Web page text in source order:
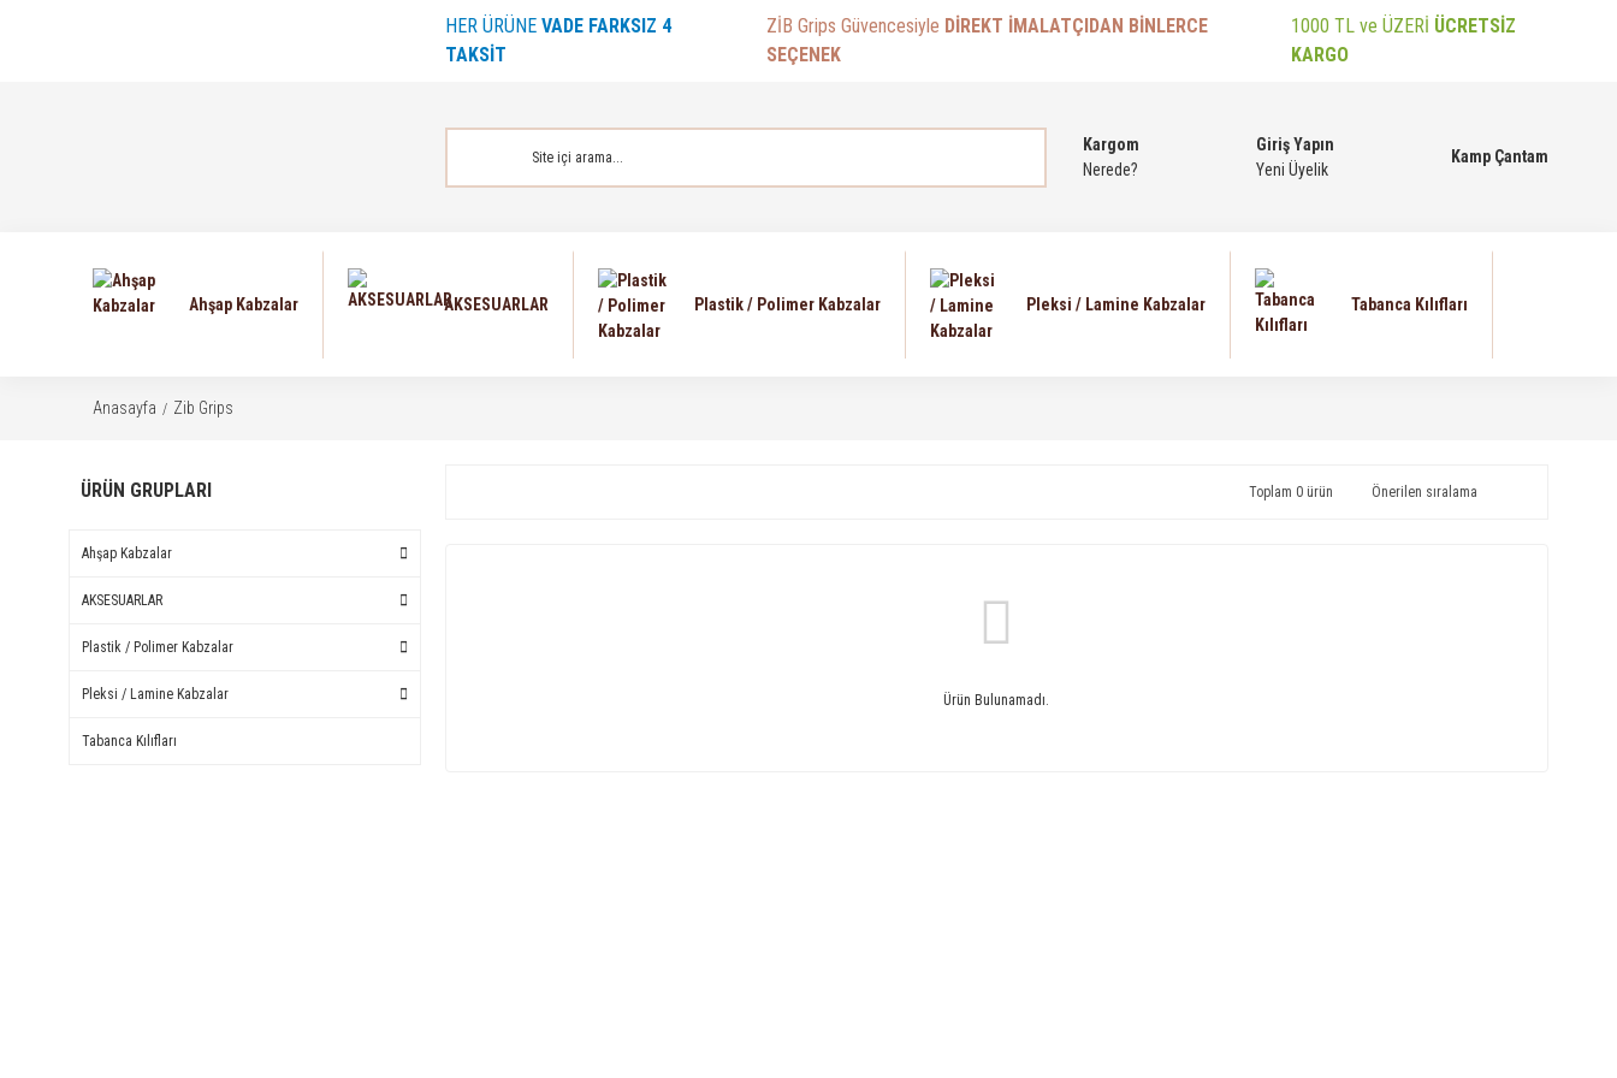
HER ÜRÜNE VADE FARKSIZ 4
TAKSİT
ZİB Grips Güvencesiyle DİREKT İMALATÇIDAN BİNLERCE
SEÇENEK
1000 TL ve ÜZERİ ÜCRETSİZ
KARGO
Kargom
Nerede?
Giriş Yapın
Yeni Üyelik
Kamp Çantam
Ahşap Kabzalar AKSESUARLAR Plastik / Polimer Kabzalar Pleksi / Lamine Kabzalar Tabanca Kılıfları
Anasayfa Zib Grips
ÜRÜN GRUPLARI
Ahşap Kabzalar
AKSESUARLAR
Plastik / Polimer Kabzalar
Pleksi / Lamine Kabzalar
Tabanca Kılıfları
Toplam 0 ürün
Ürün Bulunamadı.